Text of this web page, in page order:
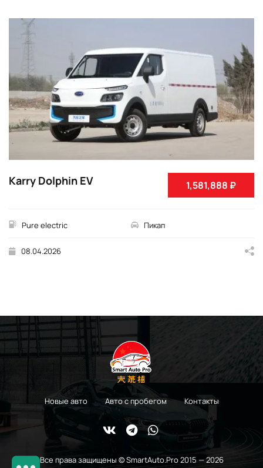
1,581,888 ₽
Karry Dolphin EV
Pure electric Пикап
08.04.2026
Новые авто Авто с пробегом Контакты
Все права защищены © SmartAuto.Pro 2015 — 2026